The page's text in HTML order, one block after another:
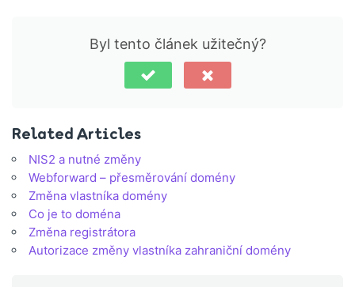
Byl tento článek užitečný?
Related Articles
NIS2 a nutné změny
Webforward – přesměrování domény
Změna vlastníka domény
Co je to doména
Změna registrátora
Autorizace změny vlastníka zahraniční domény